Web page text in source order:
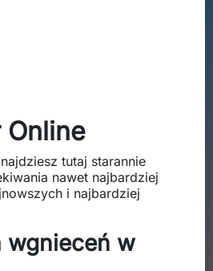
tutaj starannie
nawet najbardziej
i najbardziej
wgnieceń w